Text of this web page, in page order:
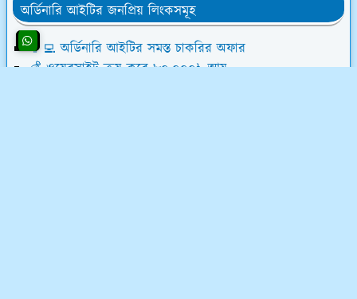
অর্ডিনারি আইটির জনপ্রিয় লিংকসমূহ
👨‍💻 অর্ডিনারি আইটির সমস্ত চাকরির অফার
💰 ওয়েবসাইট ক্রয় করে ৮০,০০০৳ আয়